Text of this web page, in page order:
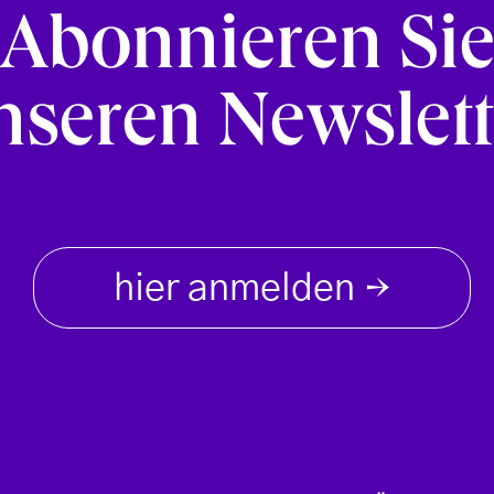
Abonnieren Sie
hier anmelden →